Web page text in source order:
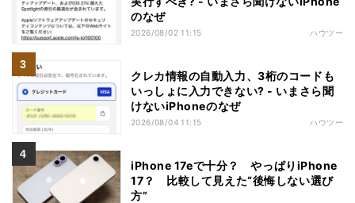
のなぜ
2026/08/02 11:15 ハウツー
クレカ情報の自動入力、3桁のコードも
いっしょに入力できない? - いまさら聞
けないiPhoneのなぜ
2026/08/04 11:15 ハウツー
iPhone 17eで十分？ やっぱりiPhone
17？ 比較して見えた“後悔しない選び
方”